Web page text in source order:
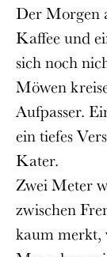
Der Morgen
Kaffee und
sich noch
Möwen
Aufpasser.
ein tiefes
Kater.
Zwei Meter
zwischen
kaum merkt,